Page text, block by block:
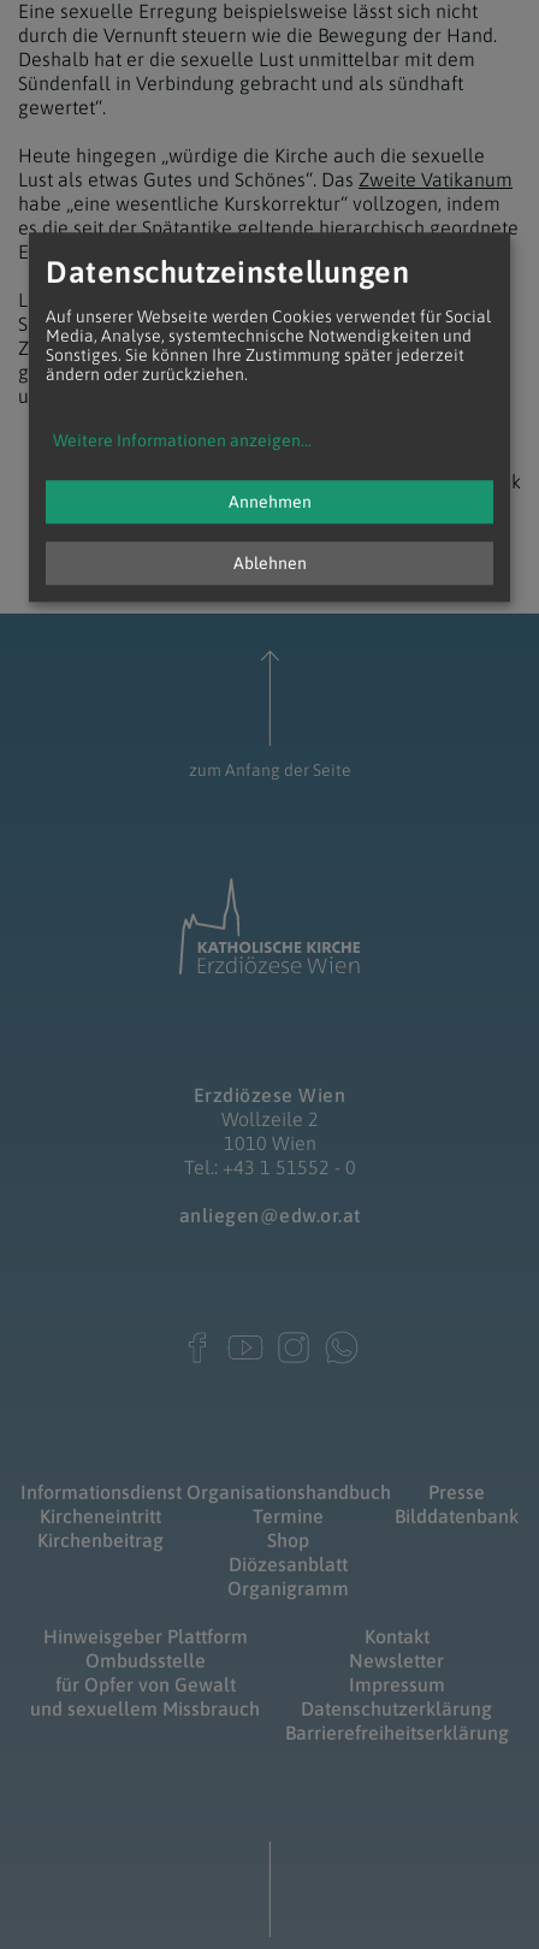
Eine sexuelle Erregung beispielsweise lässt sich nicht
durch die Vernunft steuern wie die Bewegung der Hand.
Deshalb hat er die sexuelle Lust unmittelbar mit dem
Sündenfall in Verbindung gebracht und als sündhaft
gewertet“.
Heute hingegen „würdige die Kirche auch die sexuelle
Lust als etwas Gutes und Schönes“. Das Zweite Vatikanum
habe „eine wesentliche Kurskorrektur“ vollzogen, indem
es die seit der Spätantike geltende hierarchisch geordnete
Ehezwecklehre überwunden hatte.
Lintner: „Das Konzil hat die personale Dimension der
Sexualität anerkannt, die die biologische Funktion der
Zeugung bei Weitem übersteigt. Sexualität kann in Folge
gedeutet werden als leibliche Kommunikation von Liebe
und Hingabe.“
zurück
zum Anfang der Seite
Erzdiözese Wien
Wollzeile 2
1010 Wien
Tel.: +43 1 51552 - 0
anliegen@edw.or.at
Informationsdienst
Kircheneintritt
Kirchenbeitrag
Organisationshandbuch
Termine
Shop
Diözesanblatt
Organigramm
Presse
Bilddatenbank
Hinweisgeber Plattform
Ombudsstelle
für Opfer von Gewalt
und sexuellem Missbrauch
Kontakt
Newsletter
Impressum
Datenschutzerklärung
Barrierefreiheitserklärung
Datenschutzeinstellungen
Auf unserer Webseite werden Cookies verwendet für Social
Media, Analyse, systemtechnische Notwendigkeiten und
Sonstiges. Sie können Ihre Zustimmung später jederzeit
ändern oder zurückziehen.
Weitere Informationen anzeigen...
Ablehnen
Annehmen